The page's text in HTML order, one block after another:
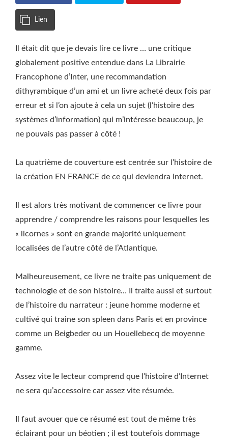
Lien
Il était dit que je devais lire ce livre … une critique
globalement positive entendue dans La Librairie
Francophone d’Inter, une recommandation
dithyrambique d’un ami et un livre acheté deux fois par
erreur et si l’on ajoute à cela un sujet (l’histoire des
systèmes d’information) qui m’intéresse beaucoup, je
ne pouvais pas passer à côté !
La quatrième de couverture est centrée sur l’histoire de
la création EN FRANCE de ce qui deviendra Internet.
Il est alors très motivant de commencer ce livre pour
apprendre / comprendre les raisons pour lesquelles les
« licornes » sont en grande majorité uniquement
localisées de l’autre côté de l’Atlantique.
Malheureusement, ce livre ne traite pas uniquement de
technologie et de son histoire… Il traite aussi et surtout
de l’histoire du narrateur : jeune homme moderne et
cultivé qui traine son spleen dans Paris et en province
comme un Beigbeder ou un Houellebecq de moyenne
gamme.
Assez vite le lecteur comprend que l’histoire d’Internet
ne sera qu’accessoire car assez vite résumée.
Il faut avouer que ce résumé est tout de même très
éclairant pour un béotien ; il est toutefois dommage